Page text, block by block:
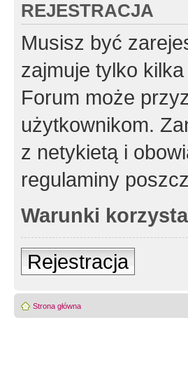
REJESTRACJA
Musisz być
zajmuje tylko
Forum może
użytkownikom.
z netykietą i
regulaminy
Warunki
Rejestracja
Strona główna